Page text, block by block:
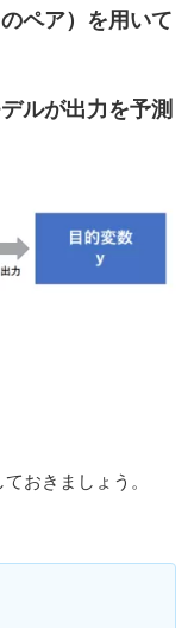
ペア）を用いて
ルが出力を予測
おきましょう。